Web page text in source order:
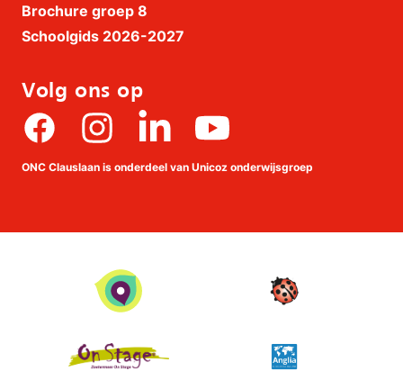
Brochure groep 8
Schoolgids 2026-2027
Volg ons op
FacebookInstagram Youtube
ONC Clauslaan is onderdeel van Unicoz onderwijsgroep